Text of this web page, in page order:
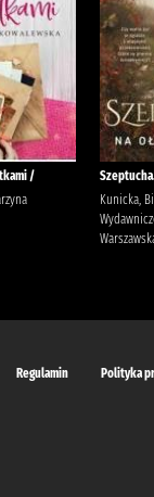
/
Kunicka,
Regulamin Polityka